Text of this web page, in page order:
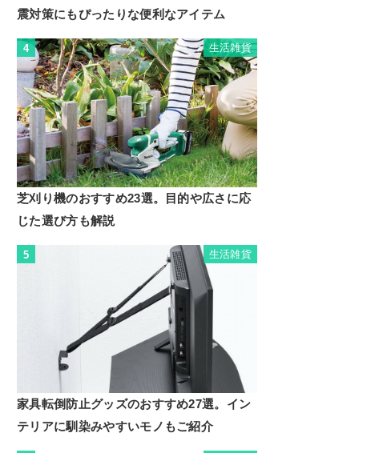
震対策にもぴったりな便利なアイテム
4 生活雑貨
芝刈り機のおすすめ23選。目的や広さに応
じた選び方も解説
5 生活雑貨
家具転倒防止グッズのおすすめ27選。イン
テリアに馴染みやすいモノもご紹介